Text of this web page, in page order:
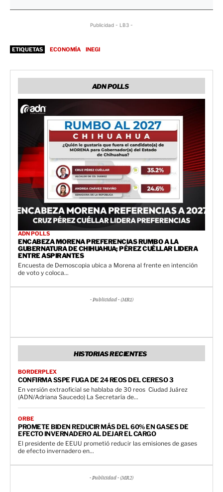
Publicidad - LB3 -
ETIQUETAS ECONOMÍA INEGI
ADN POLLS
ADN POLLS
ENCABEZA MORENA PREFERENCIAS RUMBO A LA
GUBERNATURA DE CHIHUAHUA; PÉREZ CUÉLLAR LIDERA
ENTRE ASPIRANTES
Encuesta de Demoscopia ubica a Morena al frente en intención
de voto y coloca...
- Publicidad - (MR1)
HISTORIAS RECIENTES
BORDERPLEX
CONFIRMA SSPE FUGA DE 24 REOS DEL CERESO 3
En versión extraoficial se hablaba de 30 reos Ciudad Juárez
(ADN/Adriana Saucedo) La Secretaría de...
ORBE
PROMETE BIDEN REDUCIR MÁS DEL 60% EN GASES DE
EFECTO INVERNADERO AL DEJAR EL CARGO
El presidente de EEUU prometió reducir las emisiones de gases
de efecto invernadero en...
- Publicidad - (MR2)